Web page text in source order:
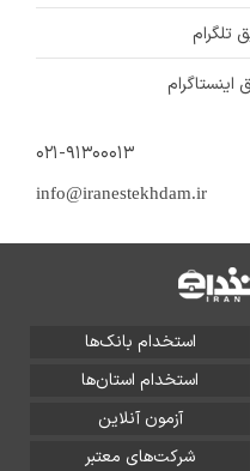
تلگرام
۰۲۱-۹۱۳۰۰۰۱۳
info@iranestekhdam.ir
استخدام بانک‌ها
استخدام استان‌ها
آزمون آنلاین
شرکت‌های معتبر